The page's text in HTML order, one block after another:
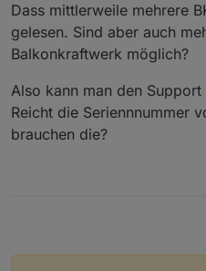
um mein
benötige ich eine
Vielen Dank für Ihre
Die Antwort kommt
verstehen.
Dass mittlerweile mehrere
gelesen. Sind aber auch
Balkonkraftwerk möglich?
Also kann man den
Reicht die Seriennnummer
brauchen die?